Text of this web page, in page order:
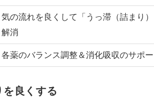
気の流れを良くして「うっ滞（詰まり
解消
各薬のバランス調整＆消化吸収のサポー
良くする